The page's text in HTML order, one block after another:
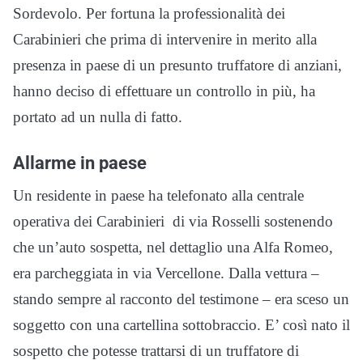
Sordevolo. Per fortuna la professionalità dei
Carabinieri che prima di intervenire in merito alla
presenza in paese di un presunto truffatore di anziani,
hanno deciso di effettuare un controllo in più, ha
portato ad un nulla di fatto.
Allarme in paese
Un residente in paese ha telefonato alla centrale
operativa dei Carabinieri di via Rosselli sostenendo
che un’auto sospetta, nel dettaglio una Alfa Romeo,
era parcheggiata in via Vercellone. Dalla vettura –
stando sempre al racconto del testimone – era sceso un
soggetto con una cartellina sottobraccio. E’ così nato il
sospetto che potesse trattarsi di un truffatore di